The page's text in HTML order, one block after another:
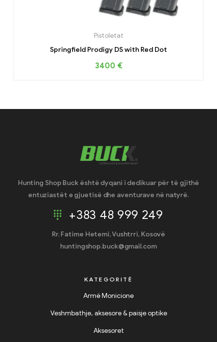
Pistoletat
Springfield Prodigy DS with Red Dot
3400 €
Hunting Shop Buck është dyqani i dedikuar për të gjithë
entuziastët e gjuetisë dhe aventurave në natyrë.
+383 48 999 249
Rr. Fatime Hetemi, Vushtrri, Kosovë
huntingshop.buck@gmail.com
KATEGORITË
Armë Monicione
Veshmbathje, aksesore & paisje optike
Aksesoret